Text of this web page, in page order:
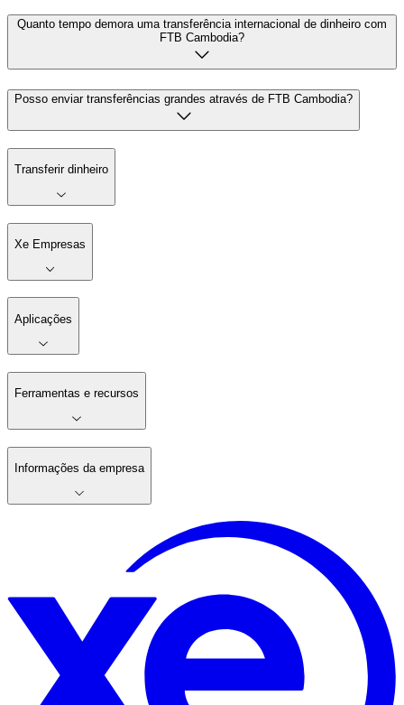
Quanto tempo demora uma transferência internacional de dinheiro com
FTB Cambodia?
Posso enviar transferências grandes através de FTB Cambodia?
Transferir dinheiro
Xe Empresas
Aplicações
Ferramentas e recursos
Informações da empresa